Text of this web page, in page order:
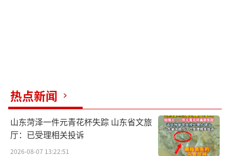
热点新闻
山东菏泽一件元青花杯失踪 山东省文旅
厅：已受理相关投诉
2026-08-07 13:22:51